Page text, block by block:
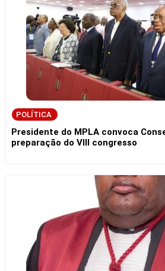
POLÍTICA
Presidente do MPLA convoca
preparação do VIII congresso